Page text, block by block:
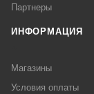
Партнеры
ИНФОРМАЦИЯ
Магазины
Условия оплаты